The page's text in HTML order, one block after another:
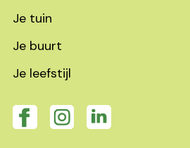
Je tuin
Je buurt
Je leefstijl